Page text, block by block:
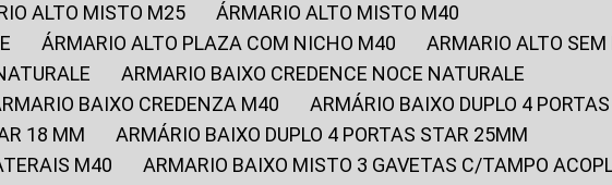
ALTO MISTO M25
ÁRMARIO ALTO MISTO M40
ÁRMARIO ALTO PLAZA COM NICHO M40
ARMARIO ALTO
ARMARIO BAIXO CREDENCE NOCE NATURALE
ARMARIO BAIXO CREDENZA M40
ARMÁRIO BAIXO DUPLO 4
18 MM
ARMÁRIO BAIXO DUPLO 4 PORTAS STAR 25MM
M40
ARMARIO BAIXO MISTO 3 GAVETAS C/TAMPO